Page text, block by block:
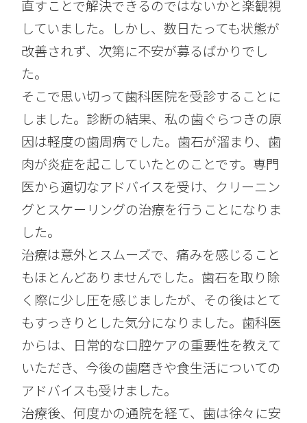
直すことで解決できるのではないかと楽観視
していました。しかし、数日たっても状態が
改善されず、次第に不安が募るばかりでし
た。
そこで思い切って歯科医院を受診することに
しました。診断の結果、私の歯ぐらつきの原
因は軽度の歯周病でした。歯石が溜まり、歯
肉が炎症を起こしていたとのことです。専門
医から適切なアドバイスを受け、クリーニン
グとスケーリングの治療を行うことになりま
した。
治療は意外とスムーズで、痛みを感じること
もほとんどありませんでした。歯石を取り除
く際に少し圧を感じましたが、その後はとて
もすっきりとした気分になりました。歯科医
からは、日常的な口腔ケアの重要性を教えて
いただき、今後の歯磨きや食生活についての
アドバイスも受けました。
治療後、何度かの通院を経て、歯は徐々に安